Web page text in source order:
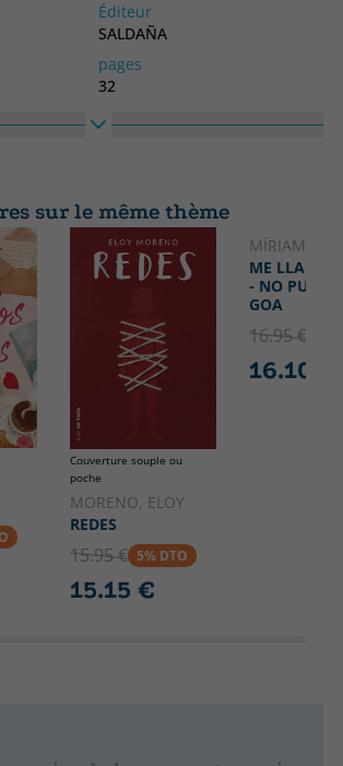
Éditeur
SALDAÑA
pages
32
Collection
210
sur le même thème
Couverture souple ou
poche
MORENO, ELOY
REDES
15.95 € 5% DTO
15.15 €
MÍRIAM
ME LLAMO
- NO
GOA
16.95 €
16.10 €